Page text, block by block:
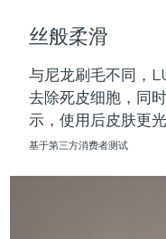
丝般柔滑
与尼龙刷毛不同，
去除死皮细胞，同
示，使用后皮肤更
基于第三方消费者测试
南非
韩国